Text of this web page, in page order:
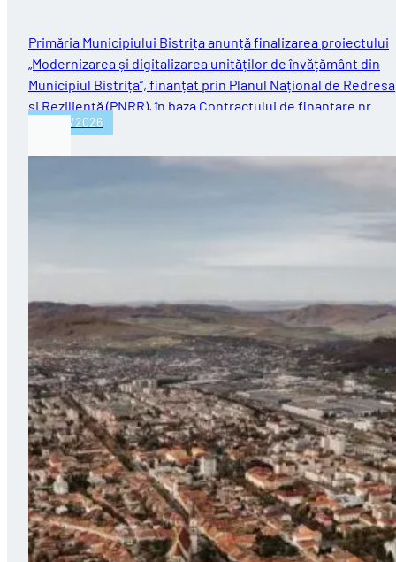
Primăria Municipiului Bistrița anunță finalizarea proiectului
„Modernizarea și digitalizarea unităților de învățământ din
Municipiul Bistrița”, finanțat prin Planul Național de
și Reziliență (PNRR), în baza Contractului de finanțare nr.…
30/07/2026